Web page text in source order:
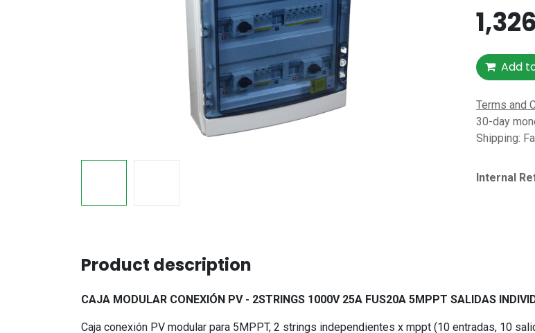
Add
Terms and
30-day
Shipping:
Internal
Product description
CAJA MODULAR CONEXIÓN PV - 2STRINGS 1000V 25A FUS20A 5MPPT SALIDAS
Caja conexión PV modular para 5MPPT, 2 strings independientes x mppt (10 entradas, 10